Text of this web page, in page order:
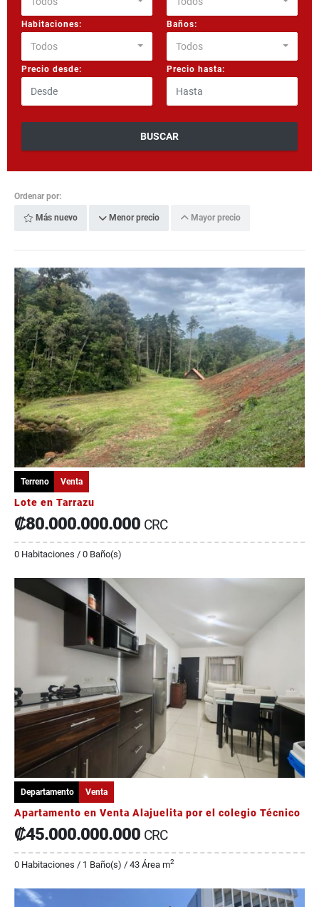
Habitaciones:
Todos
Baños:
Todos
Precio desde: Precio hasta:
BUSCAR
Ordenar por:
Más nuevo Menor precio Mayor precio
Terreno Venta
Lote en Tarrazu
₡80.000.000.000 CRC
0 Habitaciones / 0 Baño(s)
Departamento Venta
Apartamento en Venta Alajuelita por el colegio Técnico
₡45.000.000.000 CRC
0 Habitaciones / 1 Baño(s) / 43 Área m2